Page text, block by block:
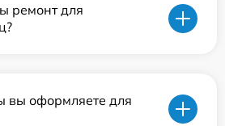
ремонт для
вы оформляете для